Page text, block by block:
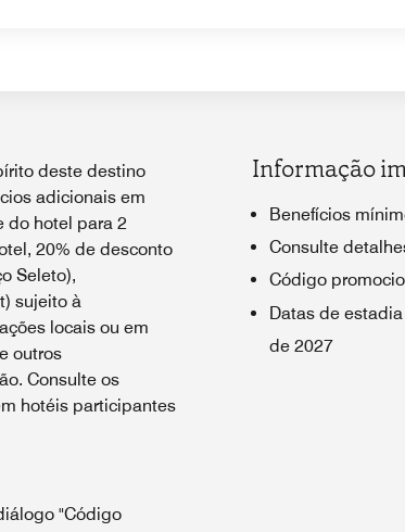
deste destino
adicionais em
do hotel para 2
20% de desconto
Seleto),
sujeito à
locais ou em
outros
Consulte os
hotéis participantes
"Código
Informação
Benefícios
Consulte
Código
Datas de
de 2027